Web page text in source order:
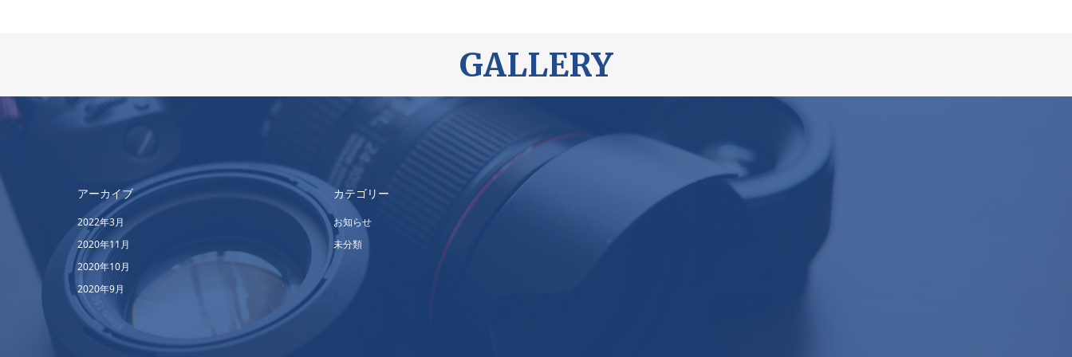
GALLERY
アーカイブ
2022年3月
2020年11月
2020年10月
2020年9月
カテゴリー
お知らせ
未分類